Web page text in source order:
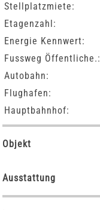
Stellplatzmiete:
Etagenzahl:
Energie Kennwert:
Fussweg Öffentliche.:
Autobahn:
Flughafen:
Hauptbahnhof:
Objekt
Ausstattung